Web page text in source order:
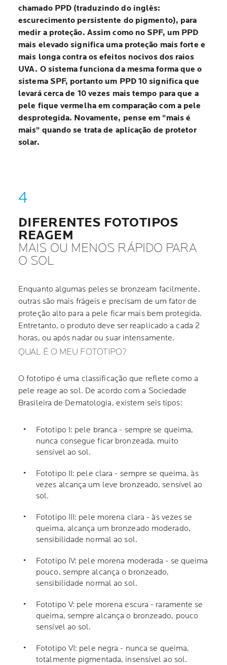
chamado PPD (traduzindo do inglês:
escurecimento persistente do pigmento), para
medir a proteção. Assim como no SPF, um PPD
mais elevado significa uma proteção mais forte e
mais longa contra os efeitos nocivos dos raios
UVA. O sistema funciona da mesma forma que o
sistema SPF, portanto um PPD 10 significa que
levará cerca de 10 vezes mais tempo para que a
pele fique vermelha em comparação com a pele
desprotegida. Novamente, pense em "mais é
mais" quando se trata de aplicação de protetor
solar.
DIFERENTES FOTOTIPOS
REAGEM
MAIS OU MENOS RÁPIDO PARA
O SOL
Enquanto algumas peles se bronzeam facilmente,
outras são mais frágeis e precisam de um fator de
proteção alto para a pele ficar mais bem protegida.
Entretanto, o produto deve ser reaplicado a cada 2
horas, ou após nadar ou suar intensamente.
QUAL É O MEU FOTOTIPO?
O fototipo é uma classificação que reflete como a
pele reage ao sol. De acordo com a Sociedade
Brasileira de Dematologia, existem seis tipos:
Fototipo I: pele branca - sempre se queima,
nunca consegue ficar bronzeada, muito
sensível ao sol.
Fototipo II: pele clara - sempre se queima, às
vezes alcança um leve bronzeado, sensível ao
sol.
Fototipo III: pele morena clara - às vezes se
queima, alcança um bronzeado moderado,
sensibilidade normal ao sol.
Fototipo IV: pele morena moderada - se queima
pouco, sempre alcança o bronzeado,
sensibilidade normal ao sol.
Fototipo V: pele morena escura - raramente se
queima, sempre alcança o bronzeado, pouco
sensível ao sol.
Fototipo VI: pele negra - nunca se queima,
totalmente pigmentada, insensível ao sol.